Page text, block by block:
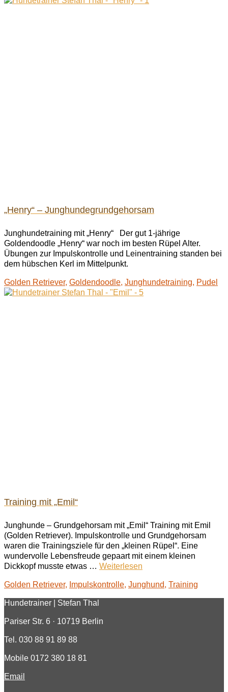
„Henry“ – Junghundegrundgehorsam
Junghundetraining mit „Henry“ Der gut 1-jährige
Goldendoodle „Henry“ war noch im besten Rüpel Alter.
Übungen zur Impulskontrolle und Leinentraining standen bei
dem hübschen Kerl im Mittelpunkt.
Golden Retriever, Goldendoodle, Junghundetraining, Pudel
Training mit „Emil“
Junghunde – Grundgehorsam mit „Emil“ Training mit Emil
(Golden Retriever). Impulskontrolle und Grundgehorsam
waren die Trainingsziele für den „kleinen Rüpel“. Eine
wundervolle Lebensfreude gepaart mit einem kleinen
Dickkopf musste etwas … Weiterlesen
Golden Retriever, Impulskontrolle, Junghund, Training
Hundetrainer | Stefan Thal
Pariser Str. 6 · 10719 Berlin
Tel. 030 88 91 89 88
Mobile 0172 380 18 81
Email